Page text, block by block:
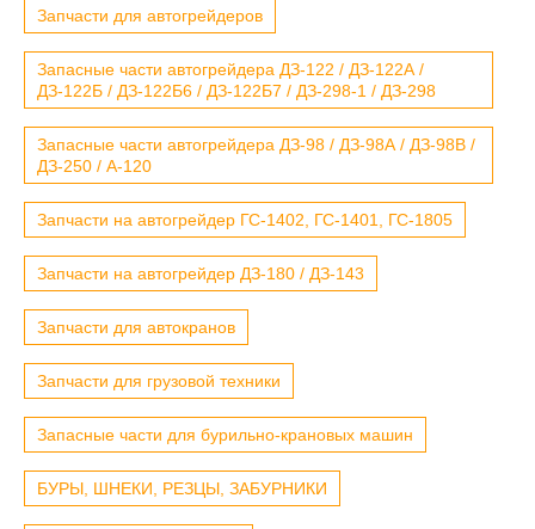
Запчасти для автогрейдеров
Запасные части автогрейдера ДЗ-122 / ДЗ-122А /
ДЗ-122Б / ДЗ-122Б6 / ДЗ-122Б7 / ДЗ-298-1 / ДЗ-298
Запасные части автогрейдера ДЗ-98 / ДЗ-98А / ДЗ-98В /
ДЗ-250 / А-120
Запчасти на автогрейдер ГС-1402, ГС-1401, ГС-1805
Запчасти на автогрейдер ДЗ-180 / ДЗ-143
Запчасти для автокранов
Запчасти для грузовой техники
Запасные части для бурильно-крановых машин
БУРЫ, ШНЕКИ, РЕЗЦЫ, ЗАБУРНИКИ